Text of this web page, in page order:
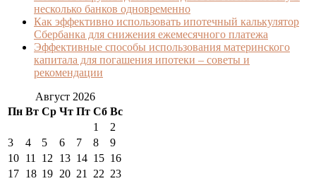
несколько банков одновременно
Как эффективно использовать ипотечный калькулятор
Сбербанка для снижения ежемесячного платежа
Эффективные способы использования материнского
капитала для погашения ипотеки – советы и
рекомендации
Август 2026
Пн Вт Ср Чт Пт Сб Вс
1
2
3
4 5 6 7 8
9
10 11 12 13 14 15 16
17 18 19 20 21 22 23